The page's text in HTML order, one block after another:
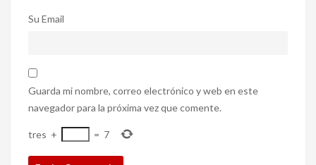
Su Email
Guarda mi nombre, correo electrónico y web en este
navegador para la próxima vez que comente.
tres + = 7